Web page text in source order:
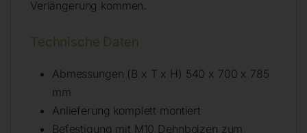
Verlängerung kommen.
Technische Daten
Abmessungen (B x T x H) 540 x 700 x 785
mm
Anlieferung komplett montiert
Befestigung mit M10 Dehnbolzen zum